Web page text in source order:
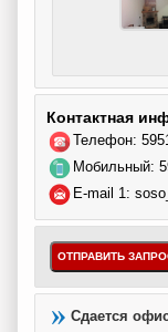
Контактная
Телефон:
Мобильный:
E-mail 1:
Сдается